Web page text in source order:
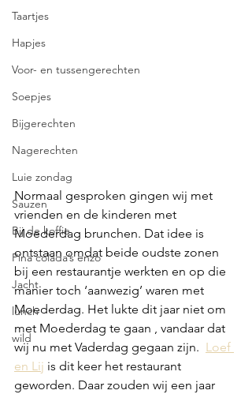
Taartjes
Hapjes
Voor- en tussengerechten
Soepjes
Bijgerechten
Nagerechten
Luie zondag
Sauzen
Bij de koffie
Pina colada’s enzo
Jacht
lunch
wild
Normaal gesproken gingen wij met
vrienden en de kinderen met
Moederdag brunchen. Dat idee is
ontstaan omdat beide oudste zonen
bij een restaurantje werkten en op die
manier toch ‘aanwezig’ waren met
Moederdag. Het lukte dit jaar niet om
met Moederdag te gaan , vandaar dat
wij nu met Vaderdag gegaan zijn. Loef
en Lij is dit keer het restaurant
geworden. Daar zouden wij een jaar